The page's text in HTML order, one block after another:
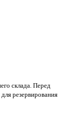
склада. Перед
резервирования